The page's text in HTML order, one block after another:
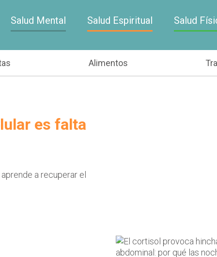
Salud Mental Salud Espiritual Salud
Alimentos
es falta
a recuperar el